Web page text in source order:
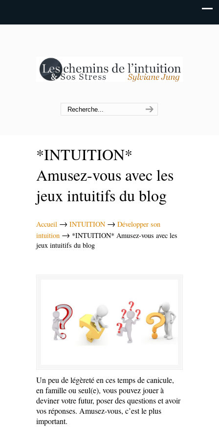
*INTUITION*
Amusez-vous avec les
jeux intuitifs du blog
Accueil → INTUITION → Développer son
intuition → *INTUITION* Amusez-vous avec les
jeux intuitifs du blog
Un peu de légèreté en ces temps de canicule,
en famille ou seul(e), vous pouvez jouer à
deviner votre futur, poser des questions et avoir
vos réponses. Amusez-vous, c’est le plus
important.